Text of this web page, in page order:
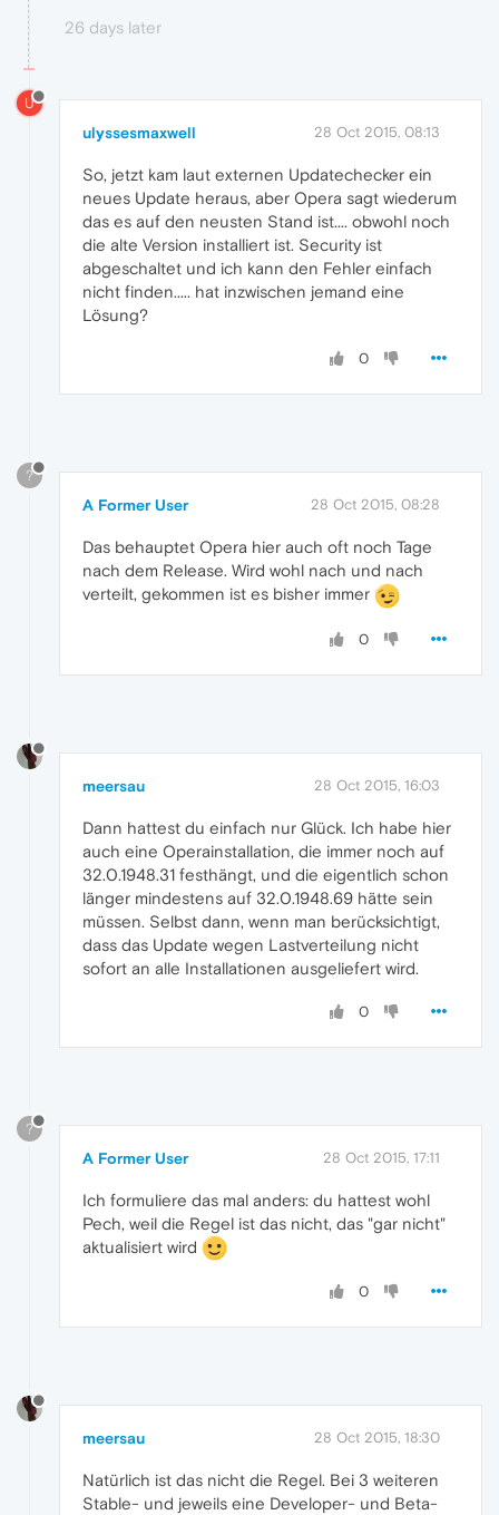
26 days later
U
ulyssesmaxwell 28 Oct 2015, 08:13
So, jetzt kam laut externen Updatechecker ein
neues Update heraus, aber Opera sagt wiederum
das es auf den neusten Stand ist.... obwohl noch
die alte Version installiert ist. Security ist
abgeschaltet und ich kann den Fehler einfach
nicht finden..... hat inzwischen jemand eine
Lösung?
0
?
A Former User 28 Oct 2015, 08:28
Das behauptet Opera hier auch oft noch Tage
nach dem Release. Wird wohl nach und nach
verteilt, gekommen ist es bisher immer
0
meersau 28 Oct 2015, 16:03
Dann hattest du einfach nur Glück. Ich habe hier
auch eine Operainstallation, die immer noch auf
32.0.1948.31 festhängt, und die eigentlich schon
länger mindestens auf 32.0.1948.69 hätte sein
müssen. Selbst dann, wenn man berücksichtigt,
dass das Update wegen Lastverteilung nicht
sofort an alle Installationen ausgeliefert wird.
0
?
A Former User 28 Oct 2015, 17:11
Ich formuliere das mal anders: du hattest wohl
Pech, weil die Regel ist das nicht, das "gar nicht"
aktualisiert wird
0
meersau 28 Oct 2015, 18:30
Natürlich ist das nicht die Regel. Bei 3 weiteren
Stable- und jeweils eine Developer- und Beta-